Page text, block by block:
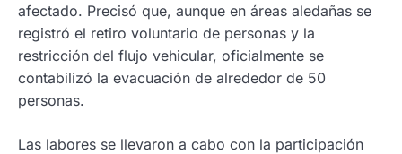
afectado. Precisó que, aunque en áreas aledañas se
registró el retiro voluntario de personas y la
restricción del flujo vehicular, oficialmente se
contabilizó la evacuación de alrededor de 50
personas.
Las labores se llevaron a cabo con la participación